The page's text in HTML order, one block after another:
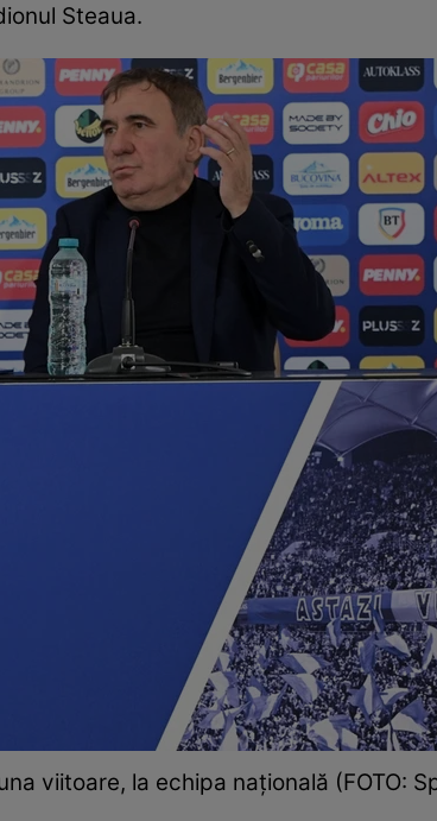
Steaua.
viitoare, la echipa națională (FOTO: